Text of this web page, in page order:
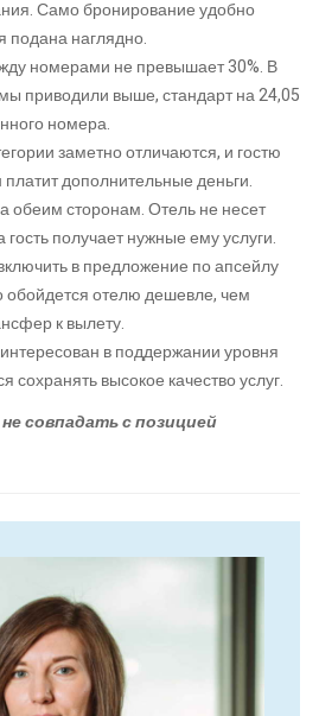
Само бронирование удобно
подана наглядно.
номерами не превышает 30%. В
приводили выше, стандарт на 24,05
номера.
заметно отличаются, и гостю
платит дополнительные деньги.
обеим сторонам. Отель не несет
получает нужные ему услуги.
в предложение по апсейлу
обойдется отелю дешевле, чем
к вылету.
в поддержании уровня
сохранять высокое качество услуг.
совпадать с позицией